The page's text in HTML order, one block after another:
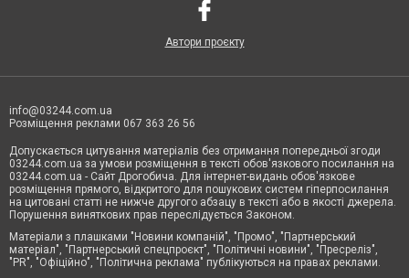
Автори проєкту
info@03244.com.ua
Розміщення реклами 067 363 26 56
Допускається цитування матеріалів без отримання попередньої згоди
03244.com.ua за умови розміщення в тексті обов'язкового посилання на
03244.com.ua - Сайт Дрогобича. Для інтернет-видань обов'язкове
розміщення прямого, відкритого для пошукових систем гіперпосилання
на цитовані статті не нижче другого абзацу в тексті або в якості джерела.
Порушення виняткових прав переслідується Законом.
Матеріали з плашками "Новини компаній", "Промо", "Партнерський
матеріал", "Партнерський спецпроєкт", "Політичні новини", "Пресреліз",
"PR", "Офіційно", "Політична реклама" публікуються на правах реклами.